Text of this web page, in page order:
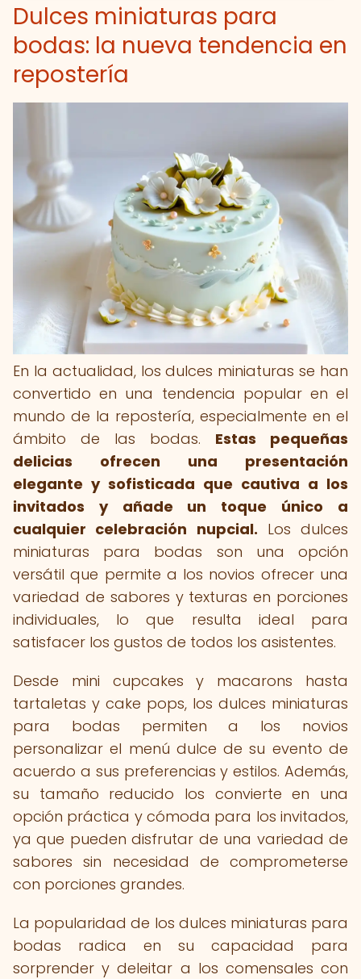
Dulces miniaturas para
bodas: la nueva tendencia en
repostería
En la actualidad, los dulces miniaturas se han
convertido en una tendencia popular en el
mundo de la repostería, especialmente en el
ámbito de las bodas. Estas pequeñas
delicias ofrecen una presentación
elegante y sofisticada que cautiva a los
invitados y añade un toque único a
cualquier celebración nupcial. Los dulces
miniaturas para bodas son una opción
versátil que permite a los novios ofrecer una
variedad de sabores y texturas en porciones
individuales, lo que resulta ideal para
satisfacer los gustos de todos los asistentes.
Desde mini cupcakes y macarons hasta
tartaletas y cake pops, los dulces miniaturas
para bodas permiten a los novios
personalizar el menú dulce de su evento de
acuerdo a sus preferencias y estilos. Además,
su tamaño reducido los convierte en una
opción práctica y cómoda para los invitados,
ya que pueden disfrutar de una variedad de
sabores sin necesidad de comprometerse
con porciones grandes.
La popularidad de los dulces miniaturas para
bodas radica en su capacidad para
sorprender y deleitar a los comensales con